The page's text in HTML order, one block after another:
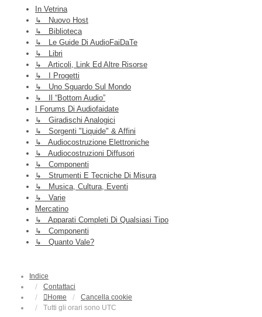
In Vetrina
↳ Nuovo Host
↳ Biblioteca
↳ Le Guide Di AudioFaiDaTe
↳ Libri
↳ Articoli, Link Ed Altre Risorse
↳ I Progetti
↳ Uno Sguardo Sul Mondo
↳ Il “Bottom Audio”
I Forums Di Audiofaidate
↳ Giradischi Analogici
↳ Sorgenti "liquide" & Affini
↳ Audiocostruzione Elettroniche
↳ Audiocostruzioni Diffusori
↳ Componenti
↳ Strumenti E Tecniche Di Misura
↳ Musica, Cultura, Eventi
↳ Varie
Mercatino
↳ Apparati Completi Di Qualsiasi Tipo
↳ Componenti
↳ Quanto Vale?
Indice
Contattaci
Home
Cancella cookie
Tutti gli orari sono UTC